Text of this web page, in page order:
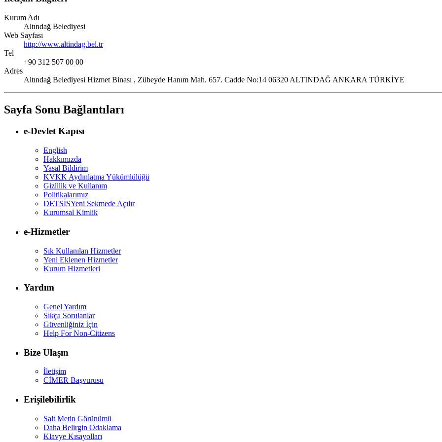
Kurum Adı
Altındağ Belediyesi
Web Sayfası
http://www.altindag.bel.tr
Tel
+90 312 507 00 00
Adres
Altındağ Belediyesi Hizmet Binası , Zübeyde Hanım Mah. 657. Cadde No:14 06320 ALTINDAĞ ANKARA TÜRKİYE
Sayfa Sonu Bağlantıları
e-Devlet Kapısı
English
Hakkımızda
Yasal Bildirim
KVKK Aydınlatma Yükümlülüğü
Gizlilik ve Kullanım
Politikalarımız
DETSİSYeni Sekmede Açılır
Kurumsal Kimlik
e-Hizmetler
Sık Kullanılan Hizmetler
Yeni Eklenen Hizmetler
Kurum Hizmetleri
Yardım
Genel Yardım
Sıkça Sorulanlar
Güvenliğiniz İçin
Help For Non-Citizens
Bize Ulaşın
İletişim
CİMER Başvurusu
Erişilebilirlik
Salt Metin Görünümü
Daha Belirgin Odaklama
Klavye Kısayolları